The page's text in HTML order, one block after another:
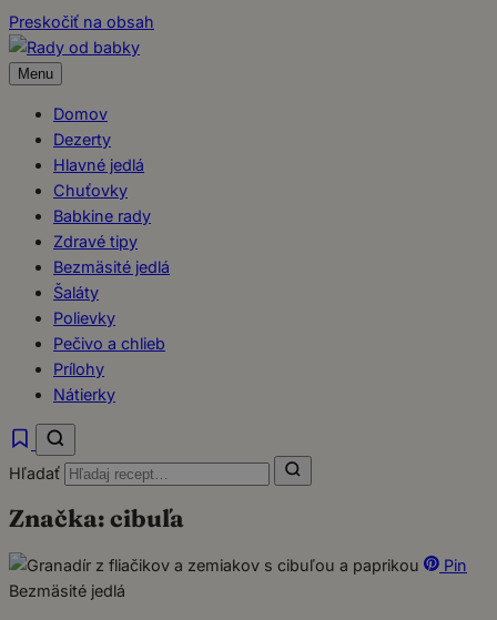
Preskočiť na obsah
Menu
Domov
Dezerty
Hlavné jedlá
Chuťovky
Babkine rady
Zdravé tipy
Bezmäsité jedlá
Šaláty
Polievky
Pečivo a chlieb
Prílohy
Nátierky
Hľadať
Značka:cibuľa
Pin
Bezmäsité jedlá